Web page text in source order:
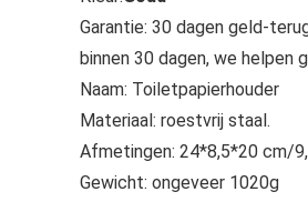
Garantie: 30 dagen geld-
binnen 30 dagen, we helpen
Naam: Toiletpapierhouder
Materiaal: roestvrij staal.
Afmetingen: 24*8,5*20 cm/
Gewicht: ongeveer 1020g